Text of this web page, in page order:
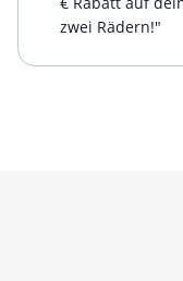
zwei Rädern!"